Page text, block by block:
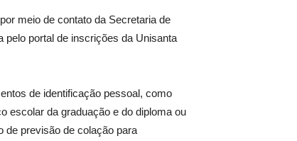
meio de contato da Secretaria de
pelo portal de inscrições da Unisanta
de identificação pessoal, como
escolar da graduação e do diploma ou
de previsão de colação para